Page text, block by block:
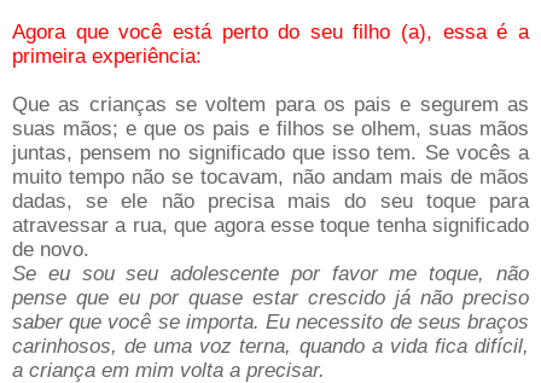
Agora que você está perto do seu filho (a), essa é a
primeira experiência:
Que as crianças se voltem para os pais e segurem as
suas mãos; e que os pais e filhos se olhem, suas mãos
juntas, pensem no significado que isso tem. Se vocês a
muito tempo não se tocavam, não andam mais de mãos
dadas, se ele não precisa mais do seu toque para
atravessar a rua, que agora esse toque tenha significado
de novo.
Se eu sou seu adolescente por favor me toque, não
pense que eu por quase estar crescido já não preciso
saber que você se importa. Eu necessito de seus braços
carinhosos, de uma voz terna, quando a vida fica difícil,
a criança em mim volta a precisar.